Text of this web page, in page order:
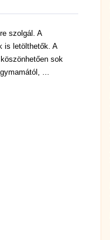
szolgál. A
is letölthetők. A
sok
...